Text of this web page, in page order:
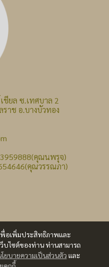
พื่อเพิ่มประสิทธิภาพและ
บไซต์ของท่าน ท่านสามารถ
ยบายความเป็นส่วนตัว และ
ยล ซ.เทศบาล 2
ช อ.บางบัวทอง
คุณนพรุจ)
คุณวรรณภา)